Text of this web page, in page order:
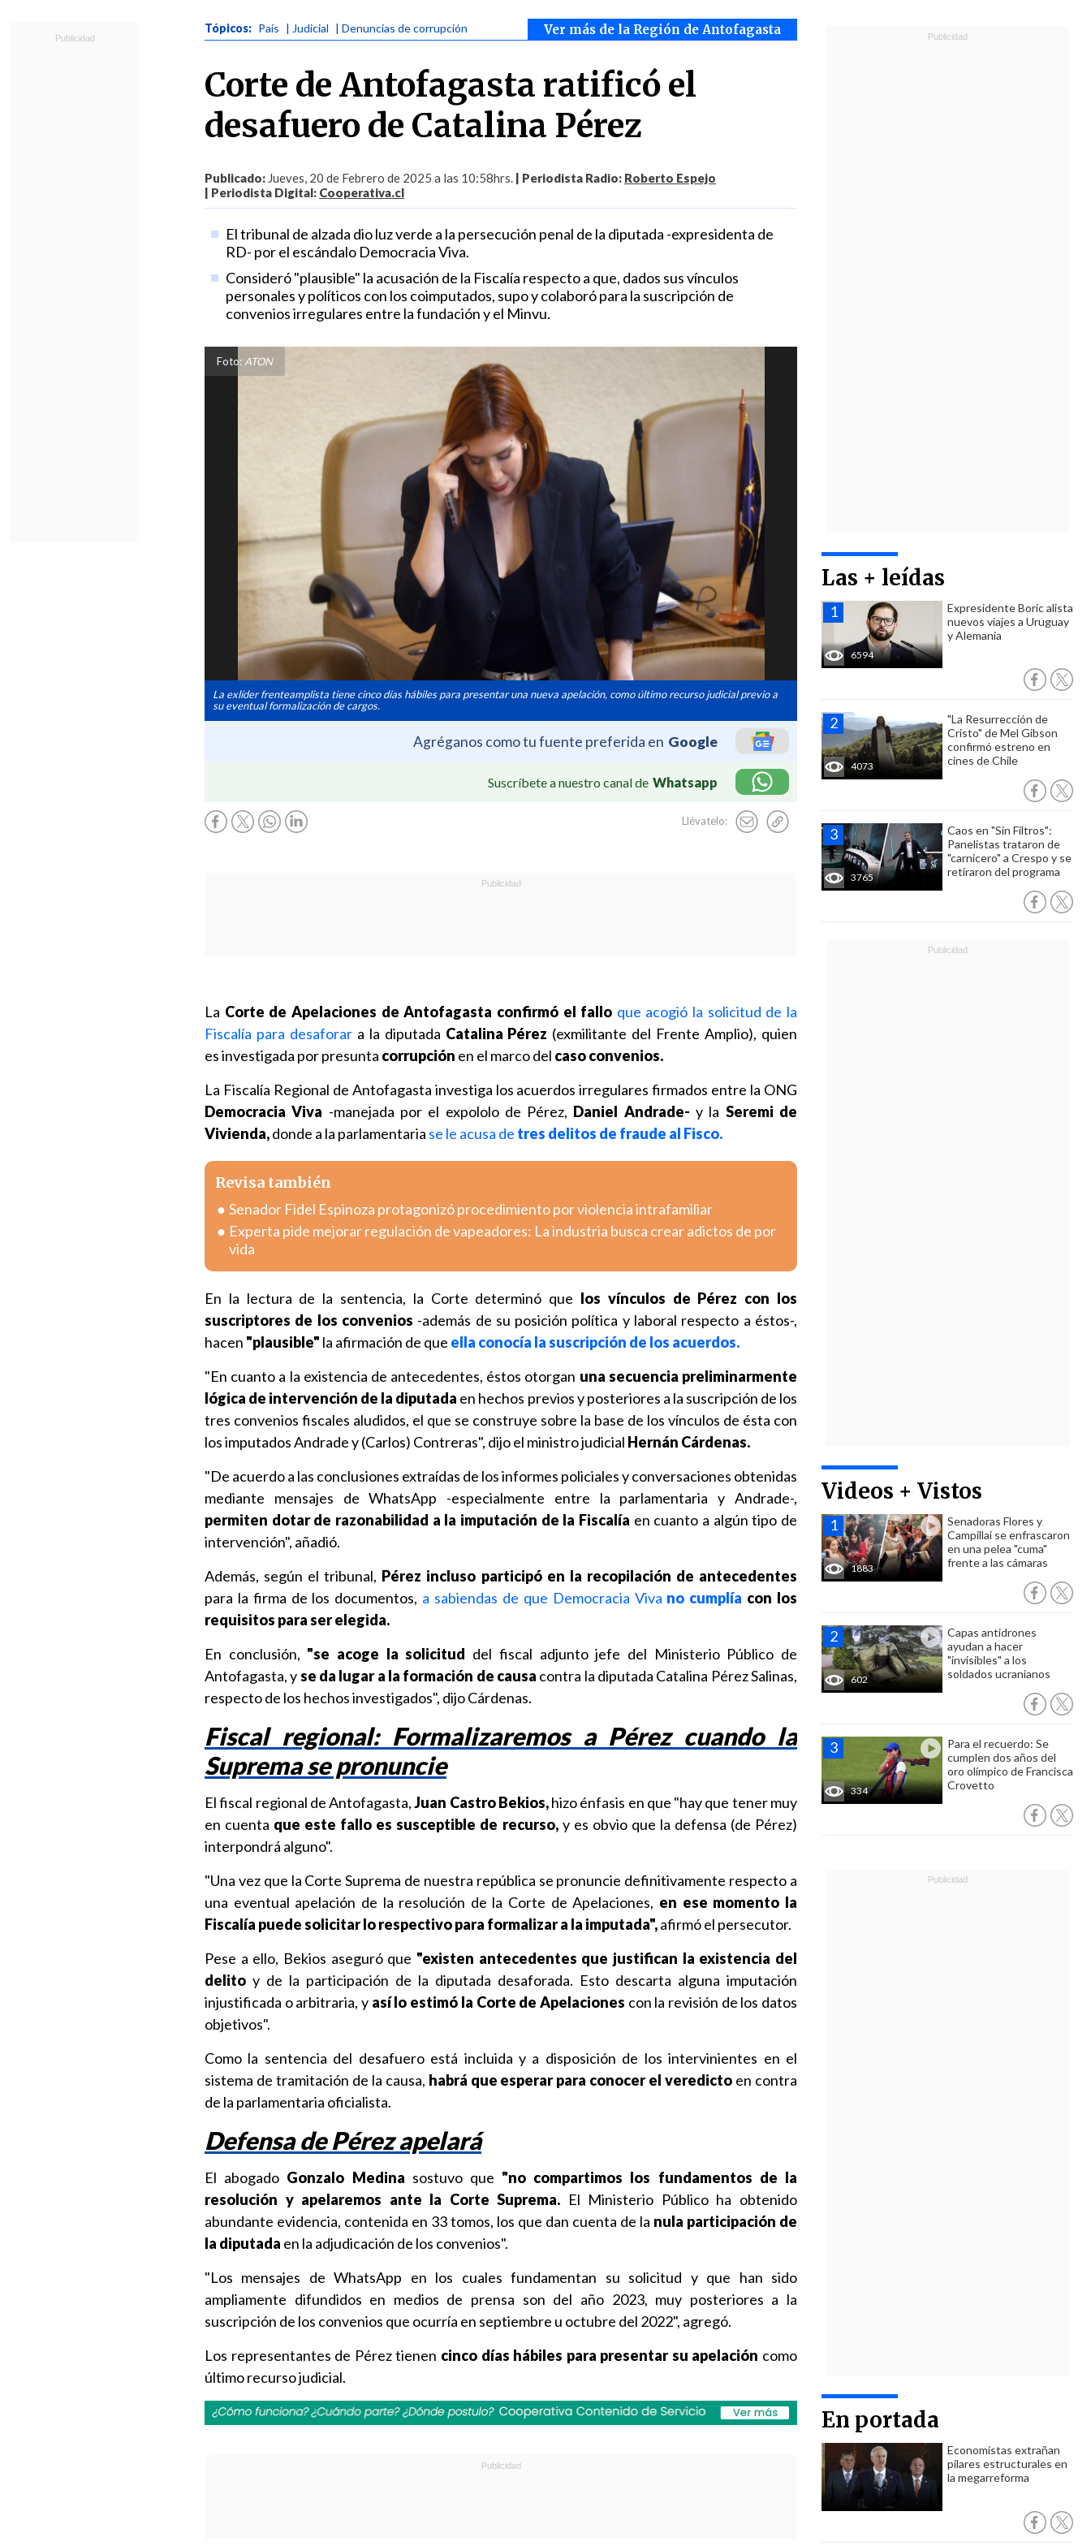
Ver más de la Región de Antofagasta
Tópicos: País | Judicial | Denuncias de corrupción
Corte de Antofagasta ratificó el
desafuero de Catalina Pérez
Publicado: Jueves, 20 de Febrero de 2025 a las 10:58hrs. | Periodista Radio: Roberto Espejo
| Periodista Digital: Cooperativa.cl
El tribunal de alzada dio luz verde a la persecución penal de la diputada -expresidenta de
RD- por el escándalo Democracia Viva.
Consideró "plausible" la acusación de la Fiscalía respecto a que, dados sus vínculos
personales y políticos con los coimputados, supo y colaboró para la suscripción de
convenios irregulares entre la fundación y el Minvu.
Foto: ATON
La exlíder frenteamplista tiene cinco días hábiles para presentar una nueva apelación, como último recurso judicial previo a
su eventual formalización de cargos.
Agréganos como tu fuente preferida en Google
Suscríbete a nuestro canal de Whatsapp
Llévatelo:
Las + leídas
6594
Expresidente Boric alista
nuevos viajes a Uruguay
y Alemania
4073
"La Resurrección de
Cristo" de Mel Gibson
confirmó estreno en
cines de Chile
3765
Caos en "Sin Filtros":
Panelistas trataron de
"carnicero" a Crespo y se
retiraron del programa
Videos + Vistos
1883
Senadoras Flores y
Campillai se enfrascaron
en una pelea "cuma"
frente a las cámaras
602
Capas antidrones
ayudan a hacer
"invisibles" a los
soldados ucranianos
334
Para el recuerdo: Se
cumplen dos años del
oro olímpico de Francisca
Crovetto
En portada
Economistas extrañan
pilares estructurales en
la megarreforma
La Corte de Apelaciones de Antofagasta confirmó el fallo que acogió la solicitud de la
Fiscalía para desaforara la diputada Catalina Pérez (exmilitante del Frente Amplio), quien
es investigada por presunta corrupción en el marco del caso convenios.
La Fiscalía Regional de Antofagasta investiga los acuerdos irregulares firmados entre la ONG
Democracia Viva -manejada por el expololo de Pérez, Daniel Andrade- y la Seremi de
Vivienda,donde a la parlamentaria se le acusa de tres delitos de fraude al Fisco.
Revisa también
Senador Fidel Espinoza protagonizó procedimiento por violencia intrafamiliar
Experta pide mejorar regulación de vapeadores: La industria busca crear adictos de por
vida
En la lectura de la sentencia, la Corte determinó que los vínculos de Pérez con los
suscriptores de los convenios -además de su posición política y laboral respecto a éstos-,
hacen "plausible" la afirmación de que ella conocía la suscripción de los acuerdos.
"En cuanto a la existencia de antecedentes, éstos otorgan una secuencia preliminarmente
lógica de intervención de la diputada en hechos previos y posteriores a la suscripción de los
tres convenios fiscales aludidos, el que se construye sobre la base de los vínculos de ésta con
los imputados Andrade y (Carlos) Contreras", dijo el ministro judicial Hernán Cárdenas.
"De acuerdo a las conclusiones extraídas de los informes policiales y conversaciones obtenidas
mediante mensajes de WhatsApp -especialmente entre la parlamentaria y Andrade-,
permiten dotar de razonabilidad a la imputación de la Fiscalía en cuanto a algún tipo de
intervención", añadió.
Además, según el tribunal, Pérez incluso participó en la recopilación de antecedentes
para la firma de los documentos, a sabiendas de que Democracia Viva no cumplía con los
requisitos para ser elegida.
En conclusión, "se acoge la solicitud del fiscal adjunto jefe del Ministerio Público de
Antofagasta, yse da lugar a la formación de causa contra la diputada Catalina Pérez Salinas,
respecto de los hechos investigados", dijo Cárdenas.
Fiscal regional: Formalizaremos a Pérez cuando la
Suprema se pronuncie
El fiscal regional de Antofagasta,Juan Castro Bekios,hizo énfasis en que "hay que tener muy
en cuenta que este fallo es susceptible de recurso,y es obvio que la defensa (de Pérez)
interpondrá alguno".
"Una vez que la Corte Suprema de nuestra república se pronuncie definitivamente respecto a
una eventual apelación de la resolución de la Corte de Apelaciones, en ese momento la
Fiscalía puede solicitar lo respectivo para formalizar a la imputada",afirmó el persecutor.
Pese a ello, Bekios aseguró que "existen antecedentes que justifican la existencia del
delito y de la participación de la diputada desaforada. Esto descarta alguna imputación
injustificada o arbitraria, y así lo estimó la Corte de Apelaciones con la revisión de los datos
objetivos".
Como la sentencia del desafuero está incluida y a disposición de los intervinientes en el
sistema de tramitación de la causa, habrá que esperar para conocer el veredicto en contra
de la parlamentaria oficialista.
Defensa de Pérez apelará
El abogado Gonzalo Medina sostuvo que "no compartimos los fundamentos de la
resolución y apelaremos ante la Corte Suprema. El Ministerio Público ha obtenido
abundante evidencia, contenida en 33 tomos, los que dan cuenta de la nula participación de
la diputada en la adjudicación de los convenios".
"Los mensajes de WhatsApp en los cuales fundamentan su solicitud y que han sido
ampliamente difundidos en medios de prensa son del año 2023, muy posteriores a la
suscripción de los convenios que ocurría en septiembre u octubre del 2022", agregó.
Los representantes de Pérez tienen cinco días hábiles para presentar su apelación como
último recurso judicial.